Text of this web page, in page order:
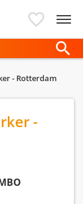
- Rotterdam
-